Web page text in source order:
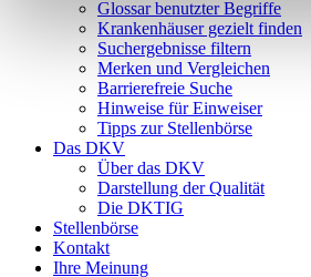
Glossar benutzter Begriffe
Krankenhäuser gezielt finden
Suchergebnisse filtern
Merken und Vergleichen
Barrierefreie Suche
Hinweise für Einweiser
Tipps zur Stellenbörse
Das DKV
Über das DKV
Darstellung der Qualität
Die DKTIG
Stellenbörse
Kontakt
Ihre Meinung